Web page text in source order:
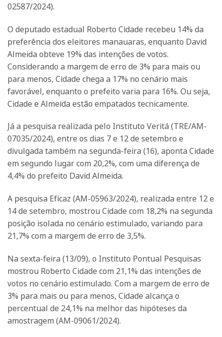
02587/2024).
O deputado estadual Roberto Cidade recebeu 14% da
preferência dos eleitores manauaras, enquanto David
Almeida obteve 19% das intenções de votos.
Considerando a margem de erro de 3% para mais ou
para menos, Cidade chega a 17% no cenário mais
favorável, enquanto o prefeito varia para 16%. Ou seja,
Cidade e Almeida estão empatados tecnicamente.
Já a pesquisa realizada pelo Instituto Veritá (TRE/AM-
07035/2024), entre os dias 7 e 12 de setembro e
divulgada também na segunda-feira (16), aponta Cidade
em segundo lugar com 20,2%, com uma diferença de
4,4% do prefeito David Almeida.
A pesquisa Eficaz (AM-05963/2024), realizada entre 12 e
14 de setembro, mostrou Cidade com 18,2% na segunda
posição isolada no cenário estimulado, variando para
21,7% com a margem de erro de 3,5%.
Na sexta-feira (13/09), o Instituto Pontual Pesquisas
mostrou Roberto Cidade com 21,1% das intenções de
votos no cenário estimulado. Com a margem de erro de
3% para mais ou para menos, Cidade alcança o
percentual de 24,1% na melhor das hipóteses da
amostragem (AM-09061/2024).